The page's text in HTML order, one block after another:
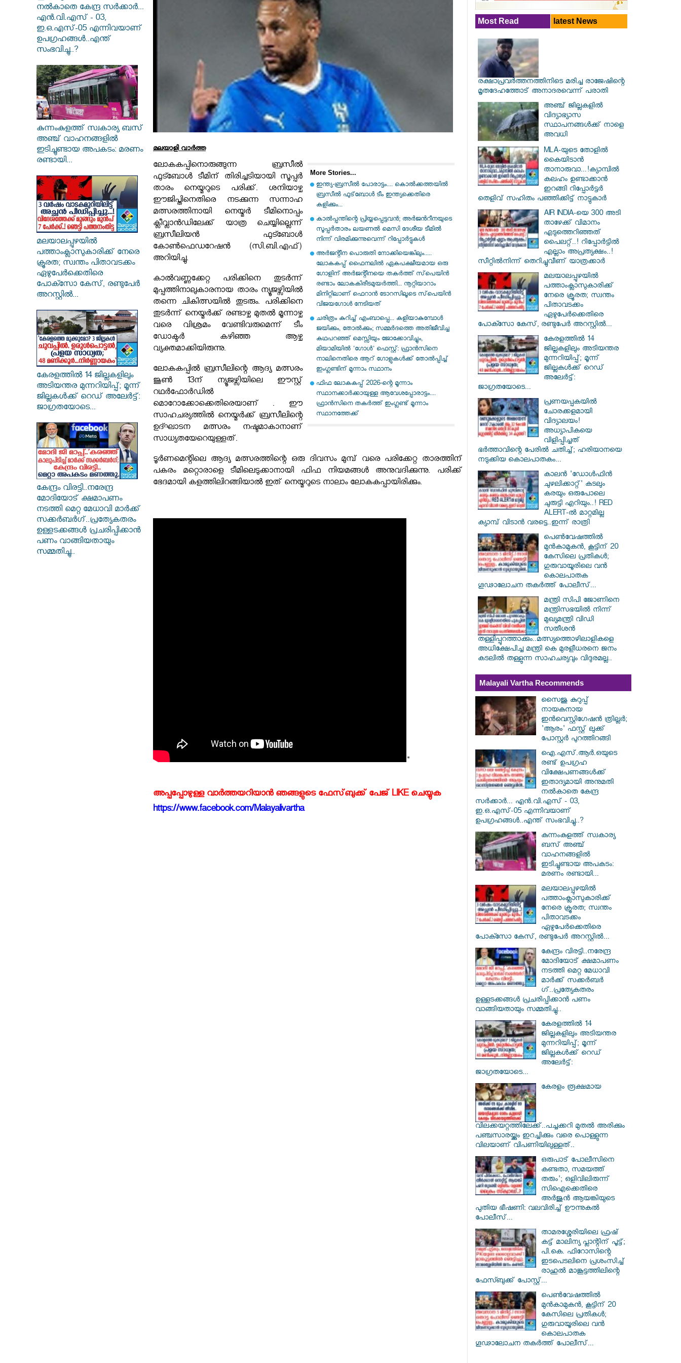
നൽകാതെ കേന്ദ്ര സർക്കാർ...
എൻ.വി.എസ് - 03,
ഇ.ഒ.എസ്-05 എന്നിവയാണ്
ഉപഗ്രഹങ്ങൾ..എന്ത്
സംഭവിച്ചു..?
കുന്നംകുളത്ത് സ്വകാര്യ ബസ്
അഞ്ച് വാഹനങ്ങളിൽ
ഇടിച്ചുണ്ടായ അപകടം: മരണം
രണ്ടായി...
മലയാലപ്പുഴയിൽ
പത്താംക്ലാസുകാരിക്ക് നേരെ
ക്രൂരത; സ്വന്തം പിതാവടക്കം
ഏഴുപേർക്കെതിരെ
പോക്സോ കേസ്, രണ്ടുപേർ
അറസ്റ്റിൽ...
കേരളത്തിൽ 14 ജില്ലകളിലും
അടിയന്തര മുന്നറിയിപ്പ്; മൂന്ന്
ജില്ലകൾക്ക് റെഡ് അലേർട്ട്:
ജാഗ്രതയോടെ...
കേന്ദ്രം വിരട്ടി..നരേന്ദ്ര
മോദിയോട് ക്ഷമാപണം
നടത്തി മെറ്റ മേധാവി മാർക്ക്
സക്കർബർ​ഗ്..പ്രത്യേകതരം
ഉള്ളടക്കങ്ങൾ പ്രചരിപ്പിക്കാൻ
പണം വാങ്ങിയതായും
സമ്മതിച്ചു..
മലയാളി വാര്‍ത്ത
More Stories...
ഇന്ത്യ-ബ്രസീല്‍ പോരാട്ടം.... കൊല്‍ക്കത്തയില്‍
ബ്രസീല്‍ ഫുട്‌ബോള്‍ ടീം ഇന്ത്യക്കെതിരെ
കളിക്കും...
കാൽപ്പന്തിന്റെ പ്രിയ്യപ്പെട്ടവൻ; അര്‍ജന്‍റീനയുടെ
സൂപ്പര്‍താരം ലയണല്‍ മെസി ദേശീയ ടീമില്‍
നിന്ന് വിരമിക്കുന്നുവെന്ന് റിപ്പോര്‍ട്ടുകള്‍
അർജന്റീന പൊരുതി നോക്കിയെങ്കിലും.....
ലോകകപ്പ് ഫൈനലിൽ ഏകപക്ഷീയമായ ഒരു
ഗോളിന് അർജന്റീനയെ തകർത്ത് സ്‌പെയിൻ
രണ്ടാം ലോകകിരീടമുയർത്തി... നൂറ്റിയാറാം
മിനിറ്റിലാണ് ഫെറാൻ ടോറസിലൂടെ സ്‌പെയിൻ
വിജയഗോൾ നേടിയത്
ചരിത്രം കുറിച്ച് എംബാപ്പെ... കളിയാകുമ്പോൾ
ജയിക്കും, തോൽക്കും; സമ്മർദത്തെ അതിജീവിച്ച
കഥപറഞ്ഞ് മെസ്സിയും ജോക്കോവിച്ചും,
മിയാമിയിൽ 'ഗോൾ' ഫെസ്റ്റ്: ഫ്രാൻസിനെ
നാലിനെതിരെ ആറ് ഗോളുകൾക്ക് തോൽപ്പിച്ച്
ഇംഗ്ലണ്ടിന് മൂന്നാം സ്ഥാനം
ഫിഫ ലോകകപ്പ് 2026-ന്റെ മൂന്നാം
സ്ഥാനക്കാർക്കായുള്ള ആവേശപ്പോരാട്ടം....
ഫ്രാൻസിനെ തകർത്ത് ഇംഗ്ലണ്ട് മൂന്നാം
സ്ഥാനത്തേക്ക്
ലോകകപ്പിനൊരുങ്ങുന്ന ബ്രസീൽ
ഫുട്ബോൾ ടീമിന് തിരിച്ചടിയായി സൂപ്പർ
താരം നെയ്മറുടെ പരിക്ക്. ശനിയാഴ്ച
ഈജിപ്തിനെതിരെ നടക്കുന്ന സന്നാഹ
മത്സരത്തിനായി നെയ്മർ ടീമിനൊപ്പം
ക്ലീവ്ലാൻഡിലേക്ക് യാത്ര ചെയ്യില്ലെന്ന്
ബ്രസീലിയൻ ഫുട്ബോൾ
കോൺഫെഡറേഷൻ (സി.ബി.എഫ്)
അറിയിച്ചു.
കാൽവണ്ണക്കേറ്റ പരിക്കിനെ തുടർന്ന്
മുപ്പത്തിനാലുകാരനായ താരം ന്യൂജഴ്സിയിൽ
തന്നെ ചികിത്സയിൽ തുടരും. പരിക്കിനെ
തുടർന്ന് നെയ്മർക്ക് രണ്ടാഴ്ച മുതൽ മൂന്നാഴ്ച
വരെ വിശ്രമം വേണ്ടിവരുമെന്ന് ടീം
ഡോക്ടർ കഴിഞ്ഞ ആഴ്ച
വ്യക്തമാക്കിയിരുന്നു.
ലോകകപ്പിൽ ബ്രസീലിന്റെ ആദ്യ മത്സരം
ജൂൺ 13ന് ന്യൂജഴ്സിയിലെ ഈസ്റ്റ്
റഥർഫോർഡിൽ
മൊറോക്കോക്കെതിരെയാണ് . ഈ
സാഹചര്യത്തിൽ നെയ്മർക്ക് ബ്രസീലിന്റെ
ഉദ്ഘാടന മത്സരം നഷ്ടമാകാനാണ്
സാധ്യതയേറെയുള്ളത്.
ടൂർണമെന്റിലെ ആദ്യ മത്സരത്തിന്റെ ഒരു ദിവസം മുമ്പ് വരെ പരിക്കേറ്റ താരത്തിന്
പകരം മറ്റൊരാളെ ടീമിലെടുക്കാനായി ഫിഫ നിയമങ്ങൾ അനുവദിക്കുന്നു. പരിക്ക്
ഭേദമായി കളത്തിലിറങ്ങിയാൽ ഇത് നെയ്മറുടെ നാലാം ലോകകപ്പായിരിക്കും.
"
അപ്പപ്പോഴുള്ള വാര്‍ത്തയറിയാന്‍ ഞങ്ങളുടെ ഫേസ്‌ബുക്ക്‌ പേജ് LIKE ചെയ്യുക
https://www.facebook.com/Malayalivartha
Most Read latest News
രക്ഷാപ്രവര്‍ത്തനത്തിനിടെ മരിച്ച രാജേഷിന്റെ
മൃതദേഹത്തോട് അനാദരവെന്ന് പരാതി
അഞ്ച് ജില്ലകളില്‍
വിദ്യാഭ്യാസ
സ്ഥാപനങ്ങള്‍ക്ക് നാളെ
അവധി
MLA-യുടെ തോളിൽ
കൈയിടാൻ
താനാരുവാ...!ക്യാമ്പിൽ
കലഹം ഉണ്ടാക്കാൻ
ഇറങ്ങി റിപ്പോർട്ടർ
തെളിവ് സഹിതം പഞ്ഞിക്കിട്ട് നാട്ടുകാർ
AIR INDIA-യെ 300 അടി
താഴേക്ക് വിമാനം
എടുത്തെറിഞ്ഞത്
പൈലറ്റ്..! റിപ്പോർട്ടിൽ
എല്ലാം അപ്രത്യക്ഷം..!
സീറ്റിൽനിന്ന് തെറിച്ചുവീണ് യാത്രക്കാർ
മലയാലപ്പുഴയിൽ
പത്താംക്ലാസുകാരിക്ക്
നേരെ ക്രൂരത; സ്വന്തം
പിതാവടക്കം
ഏഴുപേർക്കെതിരെ
പോക്സോ കേസ്, രണ്ടുപേർ അറസ്റ്റിൽ...
കേരളത്തിൽ 14
ജില്ലകളിലും അടിയന്തര
മുന്നറിയിപ്പ്; മൂന്ന്
ജില്ലകൾക്ക് റെഡ്
അലേർട്ട്:
ജാഗ്രതയോടെ...
പ്രണയപ്പകയിൽ
ചോരക്കളമായി
വിദ്യാലയം!
അധ്യാപികയെ
വിളിപ്പിച്ചത്
ഭർത്താവിന്റെ പേരിൽ ചതിച്ച്; ഹരിയാനയെ
നടുക്കിയ കൊലപാതകം...
കാലൻ 'ഡോൾഫിൻ
ചുഴലിക്കാറ്റ്' കടലും
കരയും ഒരുപോലെ
ചുരുട്ടി എറിയും..! RED
ALERT-ൽ മാറ്റമില്ല
ക്യാമ്പ് വിടാൻ വരട്ടെ..ഇന്ന് രാത്രി
പെൺവേഷത്തിൽ
മുൻകാമുകൻ, കൂട്ടിന് 20
കേസിലെ പ്രതികൾ;
ഗുരുവായൂരിലെ വൻ
കൊലപാതക
ഗൂഢാലോചന തകർത്ത് പോലീസ്...
മന്ത്രി സിപി ജോണിനെ
മന്ത്രിസഭയില്‍ നിന്ന്
മുഖ്യമന്ത്രി വിഡി
സതീശന്‍
തള്ളിപ്പുറത്താക്കും..മത്സ്യത്തൊഴിലാളികളെ
അധിക്ഷേപിച്ച മന്ത്രി കെ മുരളീധരനെ ജനം
കടലില്‍ തള്ളുന്ന സാഹചര്യവും വിദുരമല്ല..
Malayali Vartha Recommends
സൈജു കുറുപ്പ്
നായകനായ
ഇൻവെസ്റ്റിഗേഷൻ ത്രില്ലർ;
'ആരം' ഫസ്റ്റ് ലുക്ക്
പോസ്റ്റർ പുറത്തിറങ്ങി
ഐ.എസ്.ആർ.ഒയുടെ
രണ്ട് ഉപഗ്രഹ
വിക്ഷേപണങ്ങൾക്ക്
ഇതാദ്യമായി അനുമതി
നൽകാതെ കേന്ദ്ര
സർക്കാർ... എൻ.വി.എസ് - 03,
ഇ.ഒ.എസ്-05 എന്നിവയാണ്
ഉപഗ്രഹങ്ങൾ..എന്ത് സംഭവിച്ചു..?
കുന്നംകുളത്ത് സ്വകാര്യ
ബസ് അഞ്ച്
വാഹനങ്ങളിൽ
ഇടിച്ചുണ്ടായ അപകടം:
മരണം രണ്ടായി...
മലയാലപ്പുഴയിൽ
പത്താംക്ലാസുകാരിക്ക്
നേരെ ക്രൂരത; സ്വന്തം
പിതാവടക്കം
ഏഴുപേർക്കെതിരെ
പോക്സോ കേസ്, രണ്ടുപേർ അറസ്റ്റിൽ...
കേന്ദ്രം വിരട്ടി..നരേന്ദ്ര
മോദിയോട് ക്ഷമാപണം
നടത്തി മെറ്റ മേധാവി
മാർക്ക് സക്കർബർ​
ഗ്..പ്രത്യേകതരം
ഉള്ളടക്കങ്ങൾ പ്രചരിപ്പിക്കാൻ പണം
വാങ്ങിയതായും സമ്മതിച്ചു..
കേരളത്തിൽ 14
ജില്ലകളിലും അടിയന്തര
മുന്നറിയിപ്പ്; മൂന്ന്
ജില്ലകൾക്ക് റെഡ്
അലേർട്ട്:
ജാഗ്രതയോടെ...
കേരളം രൂക്ഷമായ
വിലക്കയറ്റത്തിലേക്ക്..പച്ചക്കറി മുതൽ അരിക്കും
പഞ്ചസാരയ്ക്കും ഇറച്ചിക്കും വരെ പൊള്ളുന്ന
വിലയാണ് വിപണിയിലുള്ളത്..
ഒരുപാട് പോലീസിനെ
കണ്ടതാ, സമയത്ത്
തരും'; ഒളിവിലിരുന്ന്
സിഐക്കെതിരെ
അർജുൻ ആയങ്കിയുടെ
പുതിയ ഭീഷണി: വലവിരിച്ച് ഊന്നുകൽ
പോലീസ്...
താമരശ്ശേരിയിലെ ഫ്രഷ്
കട്ട് മാലിന്യ പ്ലാന്റിന് പൂട്ട്;
പി.കെ. ഫിറോസിന്റെ
ഇടപെടലിനെ പ്രശംസിച്ച്
രാഹുൽ മാങ്കൂട്ടത്തിലിന്റെ
ഫേസ്ബുക്ക് പോസ്റ്റ്...
പെൺവേഷത്തിൽ
മുൻകാമുകൻ, കൂട്ടിന് 20
കേസിലെ പ്രതികൾ;
ഗുരുവായൂരിലെ വൻ
കൊലപാതക
ഗൂഢാലോചന തകർത്ത് പോലീസ്...